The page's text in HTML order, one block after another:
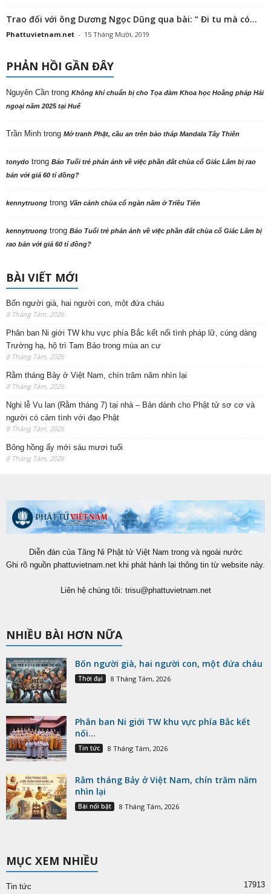
Trao đổi với ông Dương Ngọc Dũng qua bài: “ Đi tu mà có...
Phattuvietnam.net - 15 Tháng Mười, 2019
PHẢN HỒI GẦN ĐÂY
Nguyên Cần trong Không khí chuẩn bị cho Tọa đàm Khoa học Hoằng pháp Hải
ngoại năm 2025 tại Huế
Trần Minh trong Mở tranh Phật, cầu an trên bảo tháp Mandala Tây Thiên
tonydo trong Báo Tuổi trẻ phản ảnh về việc phần đất chùa cổ Giác Lâm bị rao
bán với giá 60 tỉ đồng?
kennytruong trong Vãn cảnh chùa cổ ngàn năm ở Triều Tiên
kennytruong trong Báo Tuổi trẻ phản ảnh về việc phần đất chùa cổ Giác Lâm bị
rao bán với giá 60 tỉ đồng?
BÀI VIẾT MỚI
Bốn người già, hai người con, một đứa cháu
8 Tháng Tám, 2026
Phân ban Ni giới TW khu vực phía Bắc kết nối tình pháp lữ, cúng dàng
Trường hạ, hộ trì Tam Bảo trong mùa an cư
8 Tháng Tám, 2026
Rằm tháng Bảy ở Việt Nam, chín trăm năm nhìn lại
8 Tháng Tám, 2026
Nghi lễ Vu lan (Rằm tháng 7) tại nhà – Bản dành cho Phật tử sơ cơ và
người có cảm tình với đạo Phật
8 Tháng Tám, 2026
Bông hồng ấy mới sáu mươi tuổi
8 Tháng Tám, 2026
Diễn đàn của Tăng Ni Phật tử Việt Nam trong và ngoài nước
Ghi rõ nguồn phattuvietnam.net khi phát hành lại thông tin từ website này.
Liên hệ chúng tôi: trisu@phattuvietnam.net
NHIỀU BÀI HƠN NỮA
Bốn người già, hai người con, một đứa cháu
Thời đại 8 Tháng Tám, 2026
Phân ban Ni giới TW khu vực phía Bắc kết
nối...
Tin tức 8 Tháng Tám, 2026
Rằm tháng Bảy ở Việt Nam, chín trăm năm
nhìn lại
Bài nổi bật 8 Tháng Tám, 2026
MỤC XEM NHIỀU
Tin tức 17913